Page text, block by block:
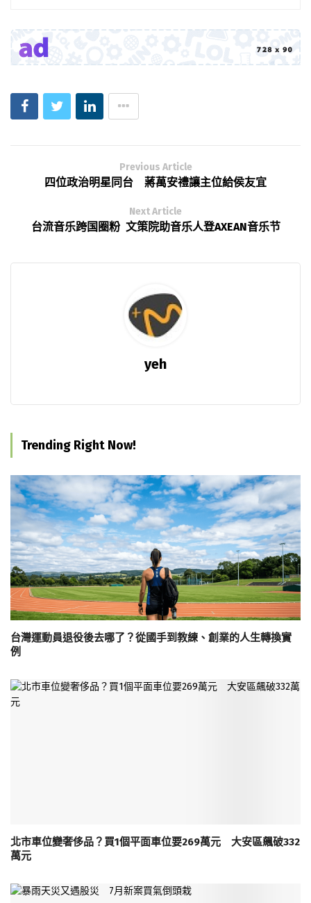
Previous Article
四位政治明星同台 蔣萬安禮讓主位給侯友宜
Next Article
台流音乐跨国圈粉 文策院助音乐人登AXEAN音乐节
yeh
Trending Right Now!
台灣運動員退役後去哪了？從國手到教練、創業的人生轉換實
例
北市車位變奢侈品？買1個平面車位要269萬元 大安區飆破332
萬元